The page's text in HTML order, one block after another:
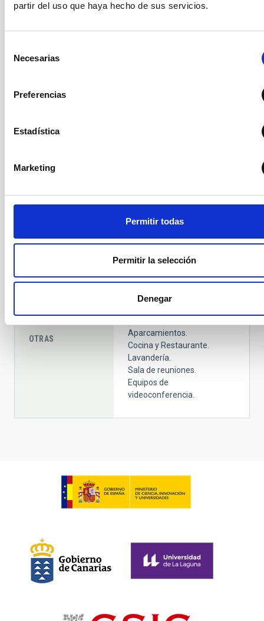
partir del uso que haya hecho de sus servicios.
Necesarias
Preferencias
Estadística
Marketing
Permitir todas
Permitir la selección
Denegar
ELÉCTRICA
Tres centros de
Tres grupos electrógenos
COMUNICACIONES
1Gbbps y 100Mbps según
necesidades.
OTRAS
Centro de visitantes: Aforo
43 personas.
Aparcamientos.
Cocina y Restaurante.
Lavandería.
Sala de reuniones.
Equipos de
videoconferencia.